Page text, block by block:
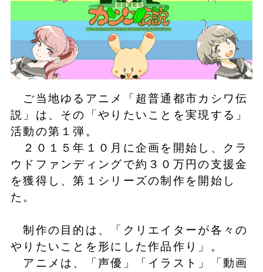
ご当地ゆるアニメ「超普通都市カシワ伝
説」は、その「やりたいことを実現する」
活動の第１弾。
２０１５年１０月に企画を開始し、クラ
ウドファンディングで約３０万円の支援金
を獲得し、第１シリーズの制作を開始し
た。
制作の目的は、「クリエイターが各々の
やりたいことを形にした作品作り」。
アニメは、「声優」「イラスト」「動画